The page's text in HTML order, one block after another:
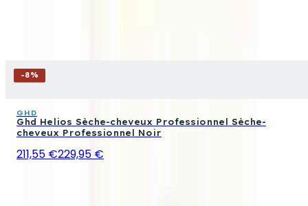
-8%
GHD
Ghd Helios Sèche-cheveux Professionnel Sèche-
cheveux Professionnel Noir
211,55 €229,95 €